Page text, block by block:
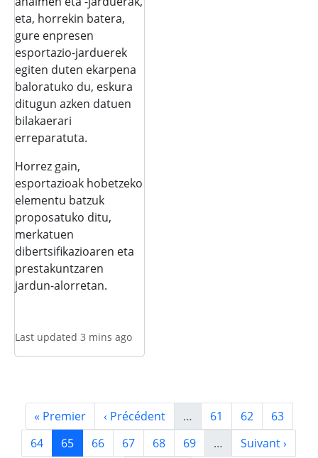
eta, horrekin batera,
gure enpresen
esportazio-jarduerek
egiten duten ekarpena
baloratuko du, eskura
ditugun azken datuen
bilakaerari
erreparatuta.
Horrez gain,
esportazioak hobetzeko
elementu batzuk
proposatuko ditu,
merkatuen
dibertsifikazioaren eta
prestakuntzaren
jardun-alorretan.
Last updated 3 mins ago
Pagination
Première page
« Premier Page précédente
‹ Précédent … Page
61 Page
62 Page
63
Page
64 Page courante
65 Page
66 Page
67 Page
68 Page
69 … Page suivante
Suivant ›